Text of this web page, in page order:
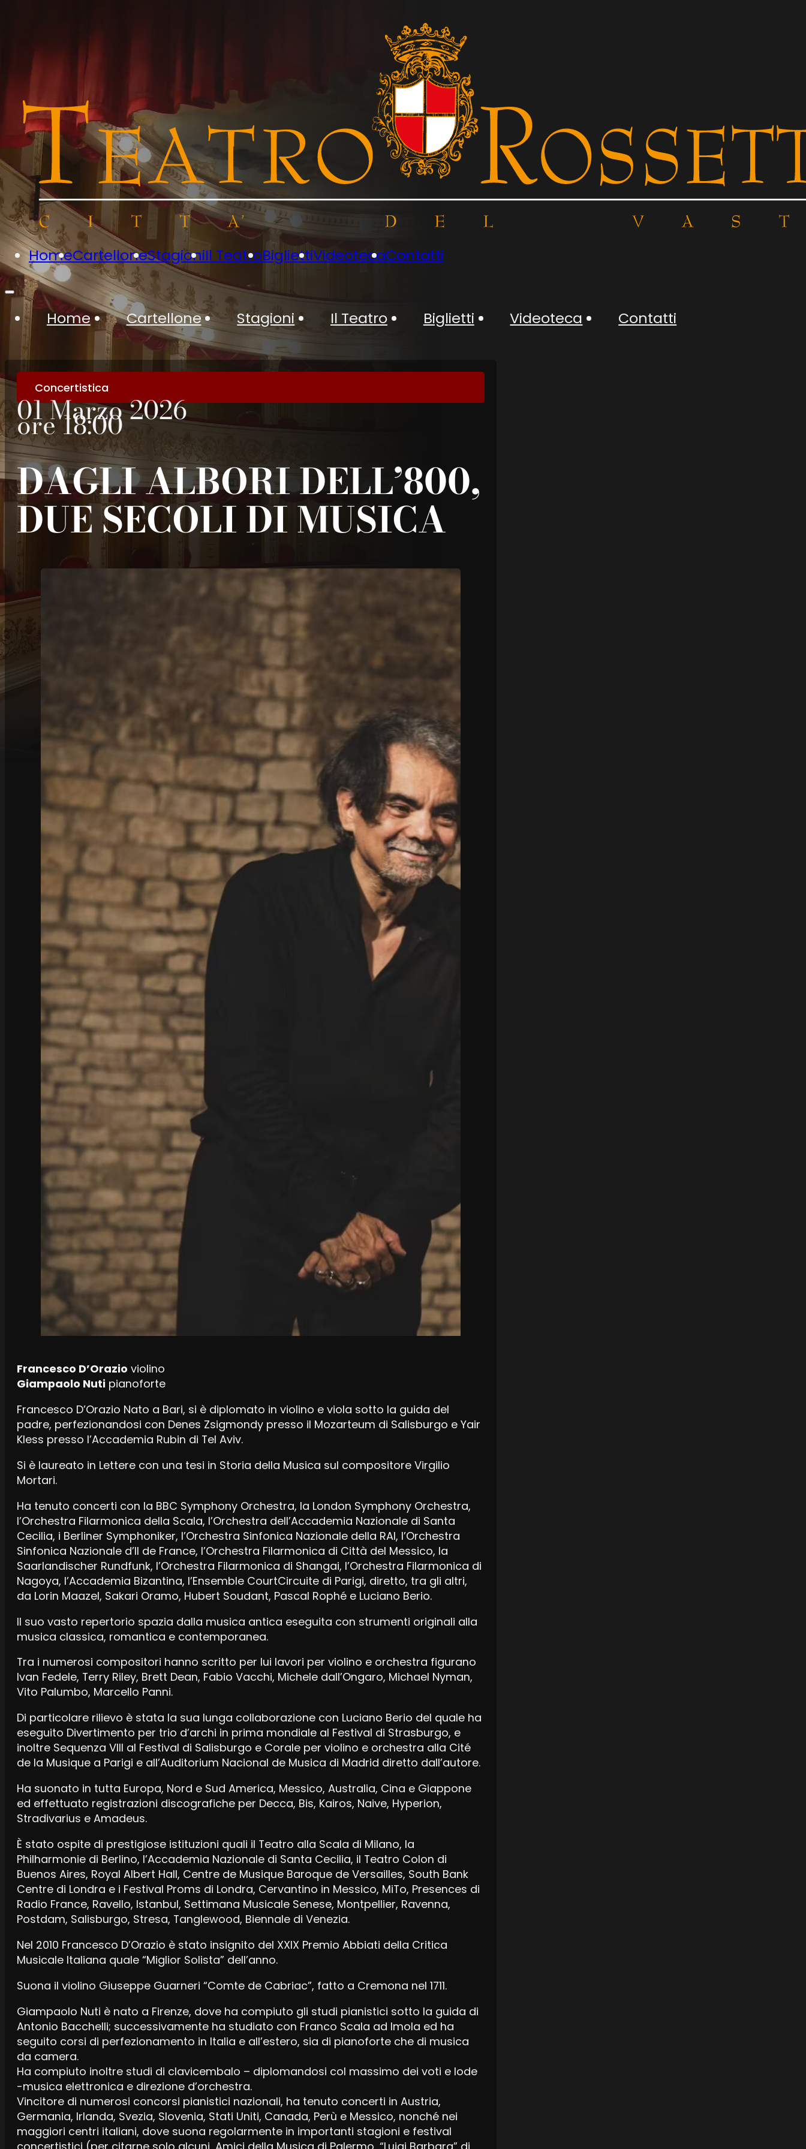
HomeCartelloneStagioniIl TeatroBigliettiVideotecaContatti
Home Cartellone Stagioni Il Teatro Biglietti Videoteca Contatti
Concertistica
01 Marzo 2026
ore 18:00
DAGLI ALBORI DELL’800,
DUE SECOLI DI MUSICA
Francesco D’Orazio violino
Giampaolo Nutipianoforte
Francesco D’Orazio Nato a Bari, si è diplomato in violino e viola sotto la guida del
padre, perfezionandosi con Denes Zsigmondy presso il Mozarteum di Salisburgo e Yair
Kless presso l’Accademia Rubin di Tel Aviv.
Si è laureato in Lettere con una tesi in Storia della Musica sul compositore Virgilio
Mortari.
Ha tenuto concerti con la BBC Symphony Orchestra, la London Symphony Orchestra,
l’Orchestra Filarmonica della Scala, l’Orchestra dell’Accademia Nazionale di Santa
Cecilia, i Berliner Symphoniker, l’Orchestra Sinfonica Nazionale della RAI, l’Orchestra
Sinfonica Nazionale d’Il de France, l’Orchestra Filarmonica di Città del Messico, la
Saarlandischer Rundfunk, l’Orchestra Filarmonica di Shangai, l’Orchestra Filarmonica di
Nagoya, l’Accademia Bizantina, l’Ensemble CourtCircuite di Parigi, diretto, tra gli altri,
da Lorin Maazel, Sakari Oramo, Hubert Soudant, Pascal Rophé e Luciano Berio.
Il suo vasto repertorio spazia dalla musica antica eseguita con strumenti originali alla
musica classica, romantica e contemporanea.
Tra i numerosi compositori hanno scritto per lui lavori per violino e orchestra figurano
Ivan Fedele, Terry Riley, Brett Dean, Fabio Vacchi, Michele dall’Ongaro, Michael Nyman,
Vito Palumbo, Marcello Panni.
Di particolare rilievo è stata la sua lunga collaborazione con Luciano Berio del quale ha
eseguito Divertimento per trio d’archi in prima mondiale al Festival di Strasburgo, e
inoltre Sequenza VIII al Festival di Salisburgo e Corale per violino e orchestra alla Cité
de la Musique a Parigi e all’Auditorium Nacional de Musica di Madrid diretto dall’autore.
Ha suonato in tutta Europa, Nord e Sud America, Messico, Australia, Cina e Giappone
ed effettuato registrazioni discografiche per Decca, Bis, Kairos, Naive, Hyperion,
Stradivarius e Amadeus.
È stato ospite di prestigiose istituzioni quali il Teatro alla Scala di Milano, la
Philharmonie di Berlino, l’Accademia Nazionale di Santa Cecilia, il Teatro Colon di
Buenos Aires, Royal Albert Hall, Centre de Musique Baroque de Versailles, South Bank
Centre di Londra e i Festival Proms di Londra, Cervantino in Messico, MiTo, Presences di
Radio France, Ravello, Istanbul, Settimana Musicale Senese, Montpellier, Ravenna,
Postdam, Salisburgo, Stresa, Tanglewood, Biennale di Venezia.
Nel 2010 Francesco D’Orazio è stato insignito del XXIX Premio Abbiati della Critica
Musicale Italiana quale “Miglior Solista” dell’anno.
Suona il violino Giuseppe Guarneri “Comte de Cabriac”, fatto a Cremona nel 1711.
Giampaolo Nuti è nato a Firenze, dove ha compiuto gli studi pianistici sotto la guida di
Antonio Bacchelli; successivamente ha studiato con Franco Scala ad Imola ed ha
seguito corsi di perfezionamento in Italia e all’estero, sia di pianoforte che di musica
da camera.
Ha compiuto inoltre studi di clavicembalo – diplomandosi col massimo dei voti e lode
-musica elettronica e direzione d’orchestra.
Vincitore di numerosi concorsi pianistici nazionali, ha tenuto concerti in Austria,
Germania, Irlanda, Svezia, Slovenia, Stati Uniti, Canada, Perù e Messico, nonché nei
maggiori centri italiani, dove suona regolarmente in importanti stagioni e festival